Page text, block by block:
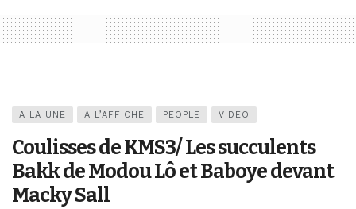
A LA UNE A L’AFFICHE PEOPLE VIDEO
Coulisses de KMS3/ Les succulents
Bakk de Modou Lô et Baboye devant
Macky Sall